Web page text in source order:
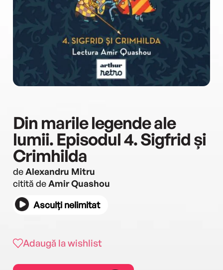
Din marile legende ale
lumii. Episodul 4. Sigfrid și
Crimhilda
deAlexandru Mitru
citită deAmir Quashou
Asculți nelimitat
Adaugă la wishlist